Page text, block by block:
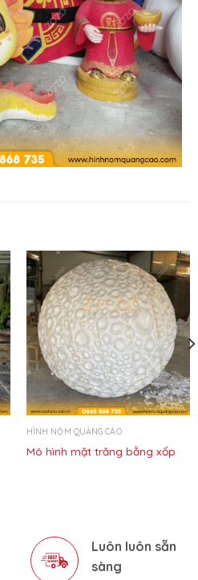
HÌNH NỘM QUẢNG CÁO
Mô hình mặt trăng bằng xốp
Luôn luôn sẵn
sàng